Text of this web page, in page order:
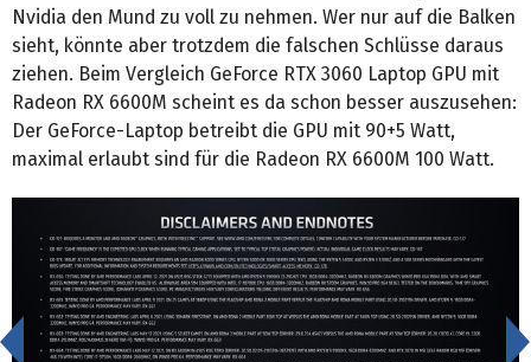
Nvidia den Mund zu voll zu nehmen. Wer nur auf die Balken
sieht, könnte aber trotzdem die falschen Schlüsse daraus
ziehen. Beim Vergleich GeForce RTX 3060 Laptop GPU mit
Radeon RX 6600M scheint es da schon besser auszusehen:
Der GeForce-Laptop betreibt die GPU mit 90+5 Watt,
maximal erlaubt sind für die Radeon RX 6600M 100 Watt.
<